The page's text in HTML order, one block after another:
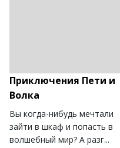
Приключения Пети и
Волка
Вы когда-нибудь мечтали
зайти в шкаф и попасть в
волшебный мир? А разг...